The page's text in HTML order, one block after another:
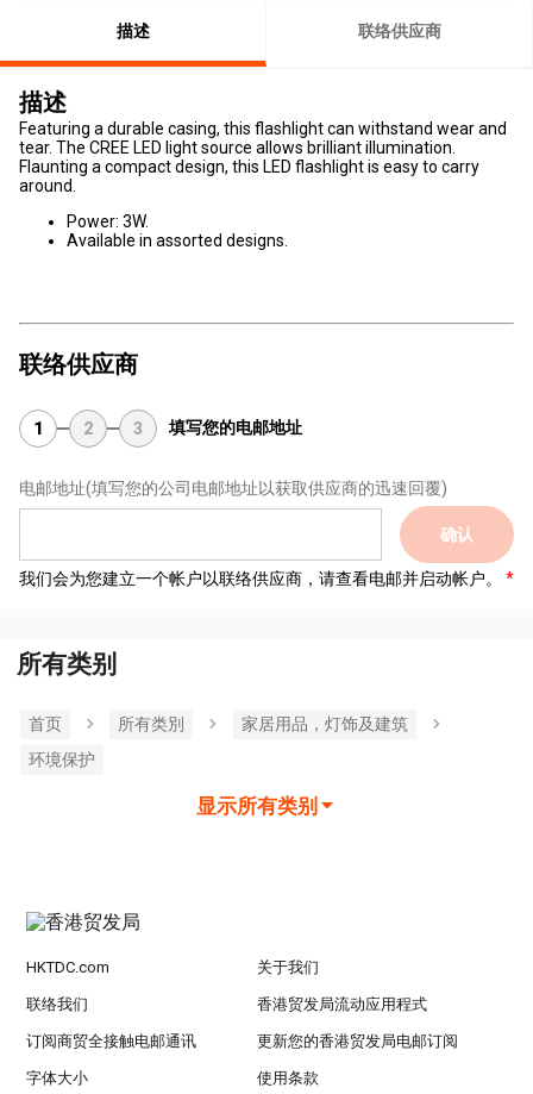
描述 联络供应商
描述
Featuring a durable casing, this flashlight can withstand wear and
tear. The CREE LED light source allows brilliant illumination.
Flaunting a compact design, this LED flashlight is easy to carry
around.
Power: 3W.
Available in assorted designs.
联络供应商
1 2 3 填写您的电邮地址
电邮地址(填写您的公司电邮地址以获取供应商的迅速回覆)
确认
我们会为您建立一个帐户以联络供应商，请查看电邮并启动帐户。
所有类别
首页 所有类別
家居用品，灯饰及建筑
环境保护
显示所有类别
HKTDC.com 关于我们
联络我们 香港贸发局流动应用程式
订阅商贸全接触电邮通讯 更新您的香港贸发局电邮订阅
字体大小 使用条款